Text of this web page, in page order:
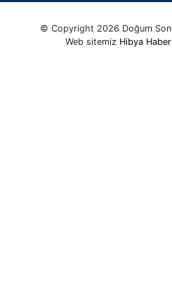
© Copyright 2026 Doğum
Web sitemiz Hibya Haber